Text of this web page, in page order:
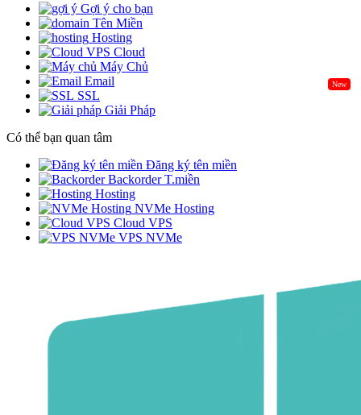
Gợi ý cho bạn
Tên Miền
Hosting
Cloud
Máy Chủ
New
Email
SSL
Giải Pháp
Có thể bạn quan tâm
Đăng ký tên miền
Backorder T.miền
Hosting
NVMe Hosting
Cloud VPS
VPS NVMe